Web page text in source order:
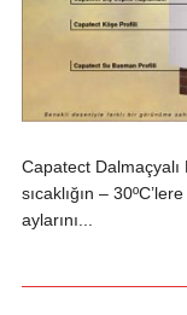
Capatect Dalmaçyalı
sıcaklığın –
aylarını...